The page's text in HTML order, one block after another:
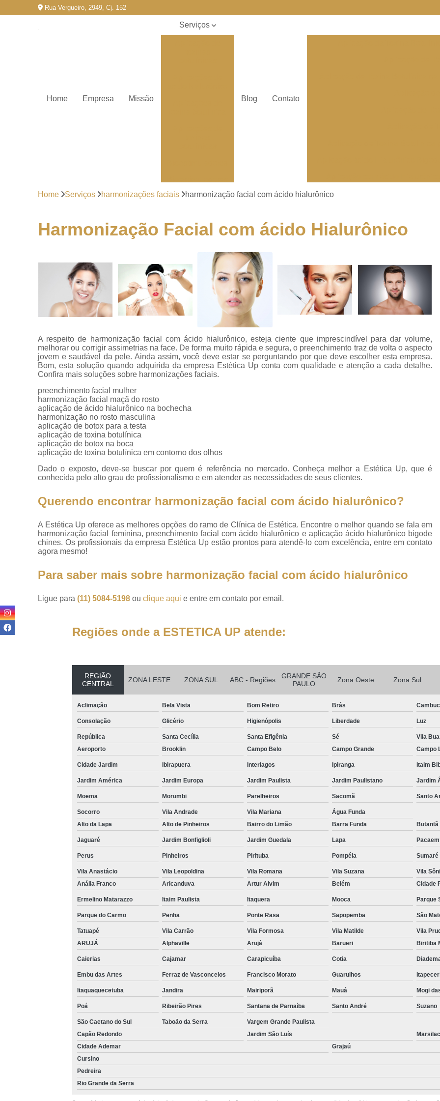
Rua Vergueiro, 2949, Cj. 152
Home Empresa Missão
Serviços
Clínicas
Clínicas para
preenchimento
Clínicas up
Harmonizações
Harmonizações
no rosto
Peeling químico
facial
com ácido
Preenchimentos
Preenchimentos
Preenchimentos
no rosto
Toxinas
botulínicas
Blog Contato
Aplicação de
Aplicação de
Aplicação de
Aplicação de Toxina Botulínica
Aplicação de
Aplicação de
Aplicação de
Aplicação de
Aplicação de
Aplicação de
Aplicação de
Aplicação
Aplicação de Toxina Botulínica
Aplicação
Aplicação de
Aplicação
Aplicação de
Aplicação de
Aplicação de
Aplicação de
Bioestimulador no Gluteo
Bioestimulador para
Bioestimuladores para
Bioestimulador de Colageno
Bioestimulador de Colageno
Bioestimulador de Colageno na
Bioestimulador de Colageno no
Bioestimulador de Colageno
Bioestimulador de Colágeno no
Clínica de Estética Corrente
Clínica de
Clínica de
Clínica de
Clínica de
Clínica de
Clínica de
Clínica de
Clínica de Estética para
Clinica de
Clinica de Estetica para Tirar
Clinica Estética
Clínica de
Clínica de Preenchimento com
Home Serviços harmonizações faciais harmonização facial com ácido hialurônico
Harmonização Facial com ácido Hialurônico
A respeito de harmonização facial com ácido hialurônico, esteja ciente que imprescindível para dar volume,
melhorar ou corrigir assimetrias na face. De forma muito rápida e segura, o preenchimento traz de volta o aspecto
jovem e saudável da pele. Ainda assim, você deve estar se perguntando por que deve escolher esta empresa.
Bom, esta solução quando adquirida da empresa Estética Up conta com qualidade e atenção a cada detalhe.
Confira mais soluções sobre harmonizações faciais.
preenchimento facial mulher
harmonização facial maçã do rosto
aplicação de ácido hialurônico na bochecha
harmonização no rosto masculina
aplicação de botox para a testa
aplicação de toxina botulínica
aplicação de botox na boca
aplicação de toxina botulínica em contorno dos olhos
Dado o exposto, deve-se buscar por quem é referência no mercado. Conheça melhor a Estética Up, que é
conhecida pelo alto grau de profissionalismo e em atender as necessidades de seus clientes.
Querendo encontrar harmonização facial com ácido hialurônico?
A Estética Up oferece as melhores opções do ramo de Clínica de Estética. Encontre o melhor quando se fala em
harmonização facial feminina, preenchimento facial com ácido hialurônico e aplicação ácido hialurônico bigode
chines. Os profissionais da empresa Estética Up estão prontos para atendê-lo com excelência, entre em contato
agora mesmo!
Para saber mais sobre harmonização facial com ácido hialurônico
Ligue para(11) 5084-5198ouclique aqui e entre em contato por email.
Regiões onde a ESTETICA UP atende:
REGIÃO
CENTRAL
ZONA LESTE ZONA SUL ABC - Regiões
GRANDE SÃO
PAULO
Zona Oeste Zona Sul
Aclimação Bela Vista Bom Retiro Brás
Consolação Glicério Higienópolis Liberdade Luz
República Santa Cecília Santa Efigênia Sé
Vila
Aeroporto
Brooklin Campo Belo Campo Grande Campo
Cidade Jardim Ibirapuera Interlagos Ipiranga Itaim
Jardim América Jardim Europa Jardim Paulista Jardim Paulistano Jardim
Moema Morumbi Parelheiros Sacomã Santo
Socorro Vila Andrade Vila Mariana
Água Funda
Alto da Lapa
Alto de Pinheiros Bairro do Limão Barra Funda Butantã
Jaguaré Jardim Bonfiglioli Jardim Guedala Lapa
Perus Pinheiros Pirituba Pompéia Sumaré
Vila Anastácio Vila Leopoldina Vila Romana Vila Suzana Vila
Anália Franco
Aricanduva Artur Alvim Belém Cidade
Ermelino Matarazzo Itaim Paulista Itaquera Mooca Parque
Parque do Carmo Penha Ponte Rasa Sapopemba São
Tatuapé Vila Carrão Vila Formosa Vila Matilde Vila
ARUJÁ
Alphaville Arujá Barueri Biritiba
Caierias Cajamar Carapicuíba Cotia
Embu das Artes Ferraz de Vasconcelos Francisco Morato Guarulhos
Itaquaquecetuba Jandira Mairiporã Mauá Mogi
Poá Ribeirão Pires Santana de Parnaíba Santo André Suzano
São Caetano do Sul Taboão da Serra
Vargem Grande Paulista
Capão Redondo
Jardim São Luís
Marsilac
Cidade Ademar
Grajaú
Cursino
Pedreira
Rio Grande da Serra